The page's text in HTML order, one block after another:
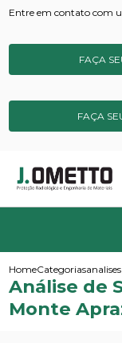
Entre em contato com
FAÇA
FAÇA
HomeCategorias
Análise de
Monte